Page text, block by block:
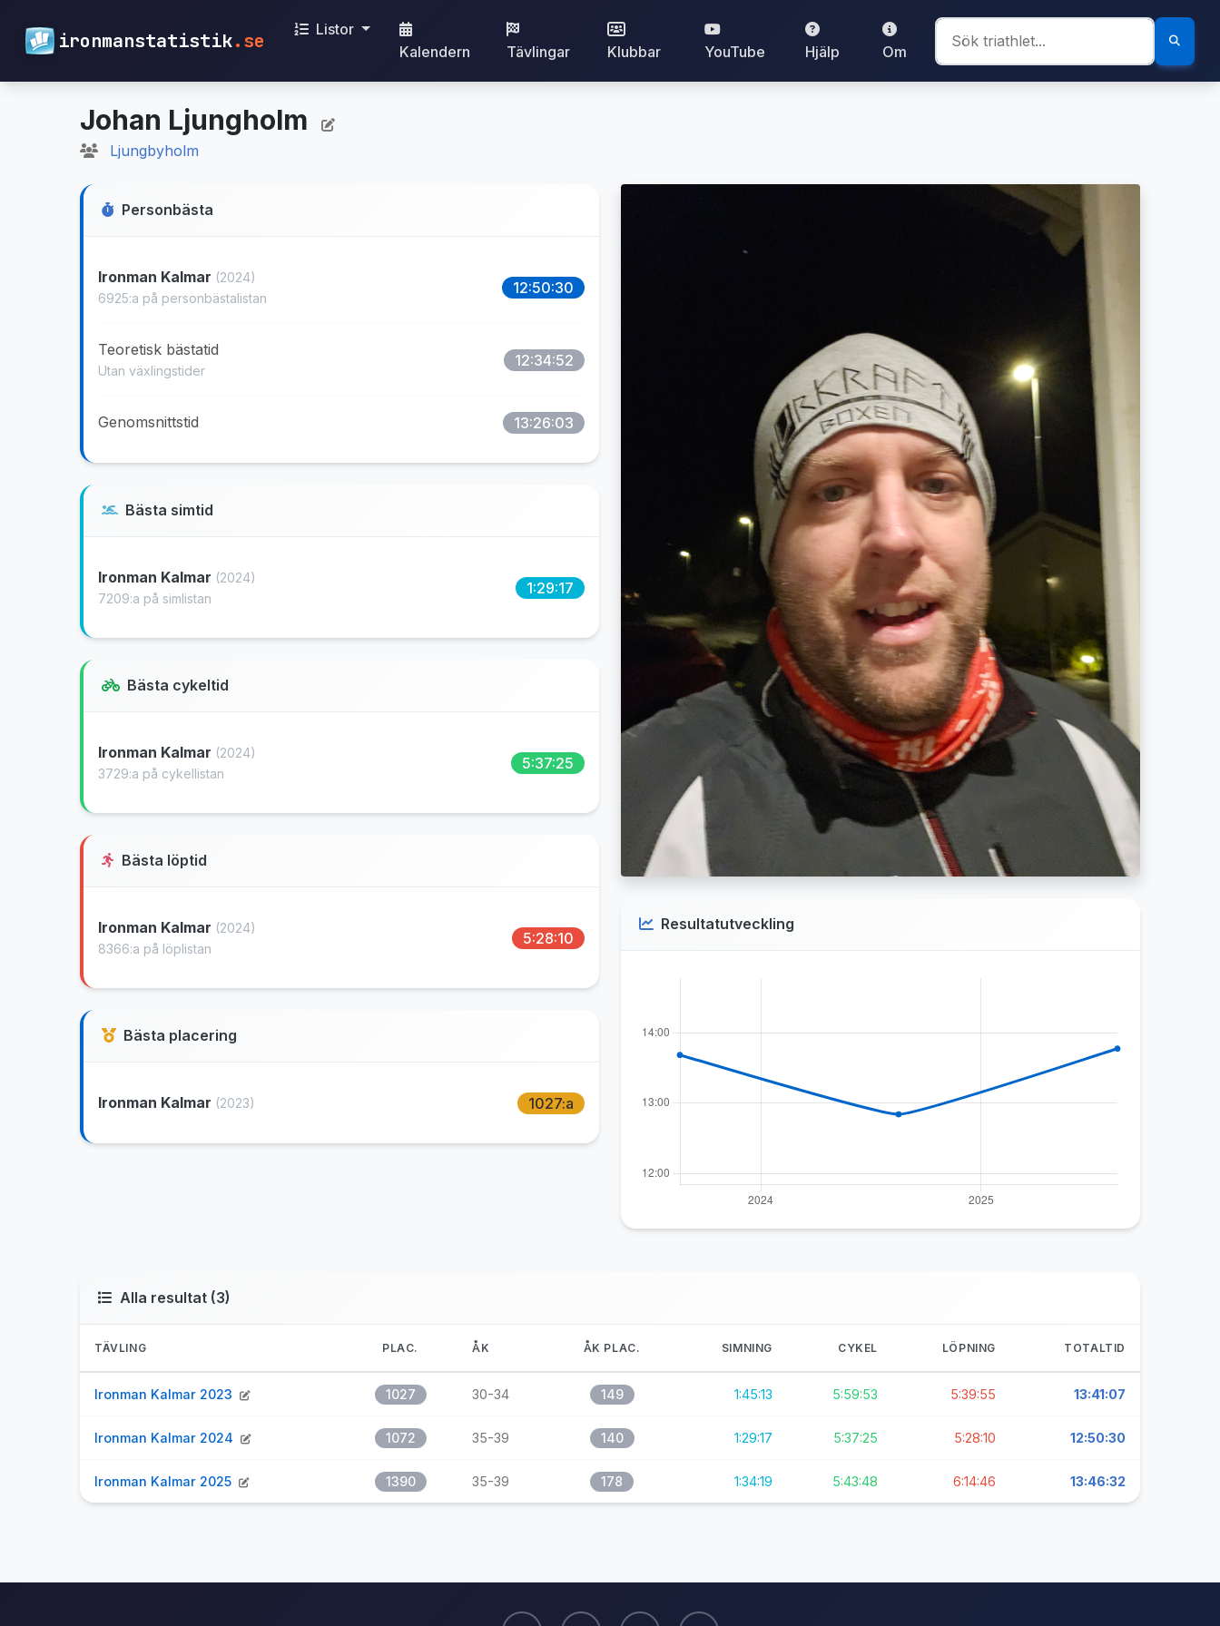
ironmanstatistik.se
Listor
Kalendern
Tävlingar Klubbar YouTube Hjälp Om
Johan Ljungholm
Ljungbyholm
Personbästa
Ironman Kalmar (2024)
6925:a på personbästalistan
12:50:30
Teoretisk bästatid
Utan växlingstider
12:34:52
Genomsnittstid 13:26:03
Bästa simtid
Ironman Kalmar (2024)
7209:a på simlistan
1:29:17
Bästa cykeltid
Ironman Kalmar (2024)
3729:a på cykellistan
5:37:25
Bästa löptid
Ironman Kalmar (2024)
8366:a på löplistan
5:28:10
Bästa placering
Ironman Kalmar (2023) 1027:a
Resultatutveckling
Alla resultat (3)
TÄVLING PLAC. ÅK ÅK PLAC. SIMNING CYKEL LÖPNING TOTALTID
Ironman Kalmar 2023 1027 30-34 149 1:45:13 5:59:53 5:39:55 13:41:07
Ironman Kalmar 2024 1072 35-39 140 1:29:17 5:37:25 5:28:10 12:50:30
Ironman Kalmar 2025 1390 35-39 178 1:34:19 5:43:48 6:14:46 13:46:32